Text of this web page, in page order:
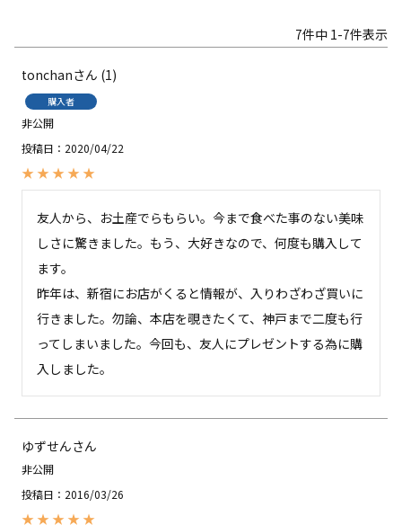
7件中 1-7件表示
tonchan 1
購入者
非公開
投稿日
2020/04/22
友人から、お土産でらもらい。今まで食べた事のない美味
しさに驚きました。もう、大好きなので、何度も購入して
ます。
昨年は、新宿にお店がくると情報が、入りわざわざ買いに
行きました。勿論、本店を覗きたくて、神戸まで二度も行
ってしまいました。今回も、友人にプレゼントする為に購
入しました。
ゆずせん
非公開
投稿日
2016/03/26